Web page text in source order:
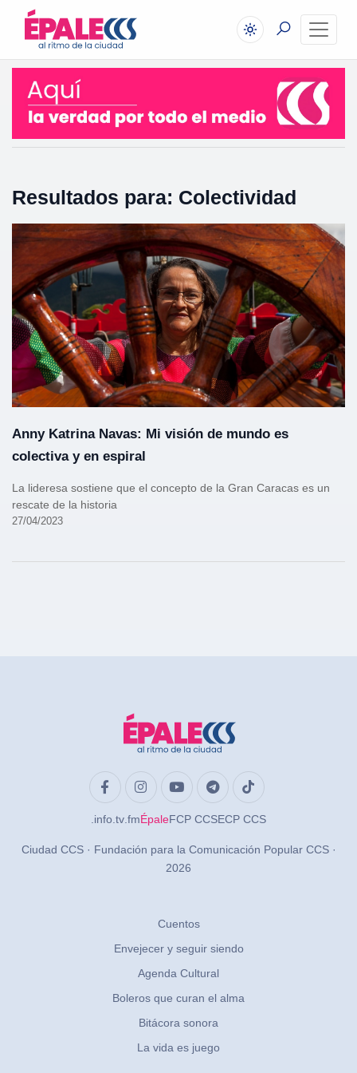
Resultados para: Colectividad
Anny Katrina Navas: Mi visión de mundo es
colectiva y en espiral
La lideresa sostiene que el concepto de la Gran Caracas es un
rescate de la historia
27/04/2023
.info .tv .fmÉpaleFCP CCSECP CCS
Ciudad CCS · Fundación para la Comunicación Popular CCS ·
2026
Cuentos
Envejecer y seguir siendo
Agenda Cultural
Boleros que curan el alma
Bitácora sonora
La vida es juego